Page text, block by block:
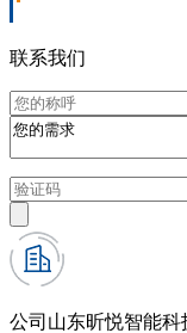
联系我们
公司 山东昕悦智能科